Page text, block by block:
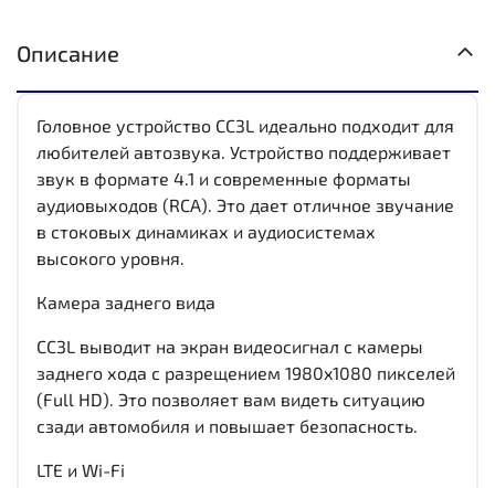
Описание
Головное устройство СС3L идеально подходит для
любителей автозвука. Устройство поддерживает
звук в формате 4.1 и современные форматы
аудиовыходов (RCA). Это дает отличное звучание
в стоковых динамиках и аудиосистемах
высокого уровня.
Камера заднего вида
CC3L выводит на экран видеосигнал с камеры
заднего хода с разрещением 1980x1080 пикселей
(Full HD). Это позволяет вам видеть ситуацию
сзади автомобиля и повышает безопасность.
LTE и Wi-Fi